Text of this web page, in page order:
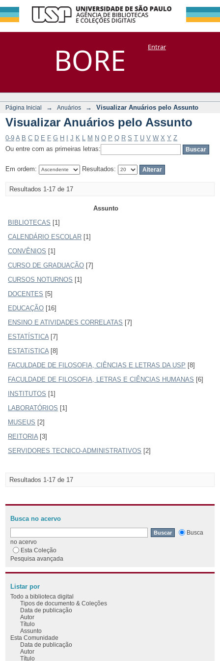
BORE
Visualizar Anuários
pelo Assunto
DSpace/Manakin + CoriscoEntrar
Página Inicial → Anuários → Visualizar Anuários pelo Assunto
Visualizar Anuários pelo Assunto
0-9 A B C D E F G H J K M N O P Q R S T U V W X Y Z
Ou entre com as primeiras letras:
Em ordem: Resultados:
Resultados 1-17 de 17
Assunto
BIBLIOTECAS [1]
CALENDÁRIO ESCOLAR [1]
CONVÊNIOS [1]
CURSO DE GRADUAÇÃO [7]
CURSOS NOTURNOS [1]
DOCENTES [5]
EDUCAÇÃO [16]
ENSINO E ATIVIDADES CORRELATAS [7]
ESTATÍSTICA [7]
ESTATíSTICA [8]
FACULDADE DE FILOSOFIA, CIÊNCIAS E LETRAS DA USP [8]
FACULDADE DE FILOSOFIA, LETRAS E CIÊNCIAS HUMANAS [6]
INSTITUTOS [1]
LABORATÓRIOS [1]
MUSEUS [2]
REITORIA [3]
SERVIDORES TECNICO-ADMINISTRATIVOS [2]
Resultados 1-17 de 17
Busca no acervo
Busca
no acervo
Esta Coleção
Pesquisa avançada
Listar por
Todo a biblioteca digital
Tipos de documento & Coleções
Data de publicação
Autor
Título
Assunto
Esta Comunidade
Data de publicação
Autor
Título